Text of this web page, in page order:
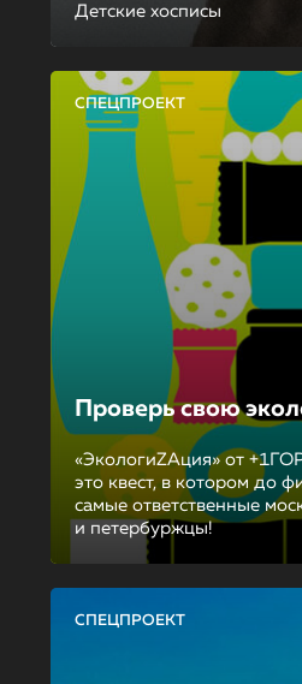
Детские хосписы
СПЕЦПРОЕКТ
Проверь свою
«ЭкологиZAция» от
это квест, в котором до
самые ответственные
и петербуржцы!
СПЕЦПРОЕКТ